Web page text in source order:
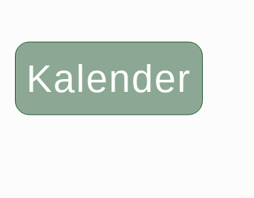
Kalender